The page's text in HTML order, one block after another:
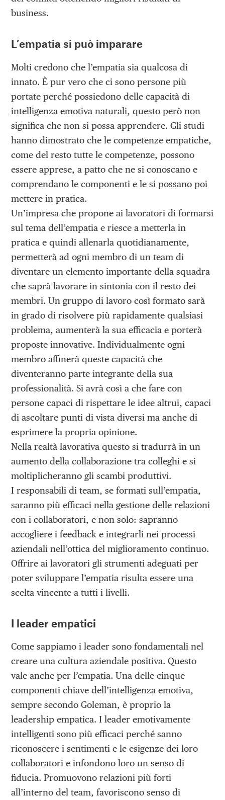
business.
L’empatia si può imparare
Molti credono che l’empatia sia qualcosa di
innato. È pur vero che ci sono persone più
portate perché possiedono delle capacità di
intelligenza emotiva naturali, questo però non
significa che non si possa apprendere. Gli studi
hanno dimostrato che le competenze empatiche,
come del resto tutte le competenze, possono
essere apprese, a patto che ne si conoscano e
comprendano le componenti e le si possano poi
mettere in pratica.
Un’impresa che propone ai lavoratori di formarsi
sul tema dell’empatia e riesce a metterla in
pratica e quindi allenarla quotidianamente,
permetterà ad ogni membro di un team di
diventare un elemento importante della squadra
che saprà lavorare in sintonia con il resto dei
membri. Un gruppo di lavoro così formato sarà
in grado di risolvere più rapidamente qualsiasi
problema, aumenterà la sua efficacia e porterà
proposte innovative. Individualmente ogni
membro affinerà queste capacità che
diventeranno parte integrante della sua
professionalità. Si avrà così a che fare con
persone capaci di rispettare le idee altrui, capaci
di ascoltare punti di vista diversi ma anche di
esprimere la propria opinione.
Nella realtà lavorativa questo si tradurrà in un
aumento della collaborazione tra colleghi e si
moltiplicheranno gli scambi produttivi.
I responsabili di team, se formati sull’empatia,
saranno più efficaci nella gestione delle relazioni
con i collaboratori, e non solo: sapranno
accogliere i feedback e integrarli nei processi
aziendali nell’ottica del miglioramento continuo.
Offrire ai lavoratori gli strumenti adeguati per
poter sviluppare l’empatia risulta essere una
scelta vincente a tutti i livelli.
I leader empatici
Come sappiamo i leader sono fondamentali nel
creare una cultura aziendale positiva. Questo
vale anche per l’empatia. Una delle cinque
componenti chiave dell’intelligenza emotiva,
sempre secondo Goleman, è proprio la
leadership empatica. I leader emotivamente
intelligenti sono più efficaci perché sanno
riconoscere i sentimenti e le esigenze dei loro
collaboratori e infondono loro un senso di
fiducia. Promuovono relazioni più forti
all’interno del team, favoriscono senso di